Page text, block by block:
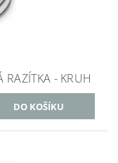
RAZÍTKA - KRUH